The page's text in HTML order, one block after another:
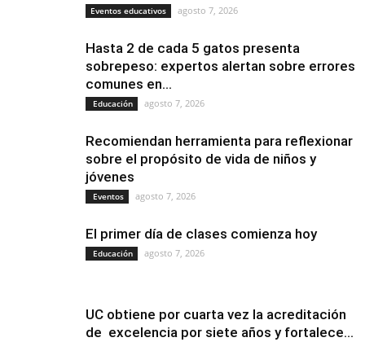
Eventos educativos agosto 7, 2026
Hasta 2 de cada 5 gatos presenta
sobrepeso: expertos alertan sobre errores
comunes en...
Educación agosto 7, 2026
Recomiendan herramienta para reflexionar
sobre el propósito de vida de niños y
jóvenes
Eventos agosto 7, 2026
El primer día de clases comienza hoy
Educación agosto 7, 2026
UC obtiene por cuarta vez la acreditación
de excelencia por siete años y fortalece...